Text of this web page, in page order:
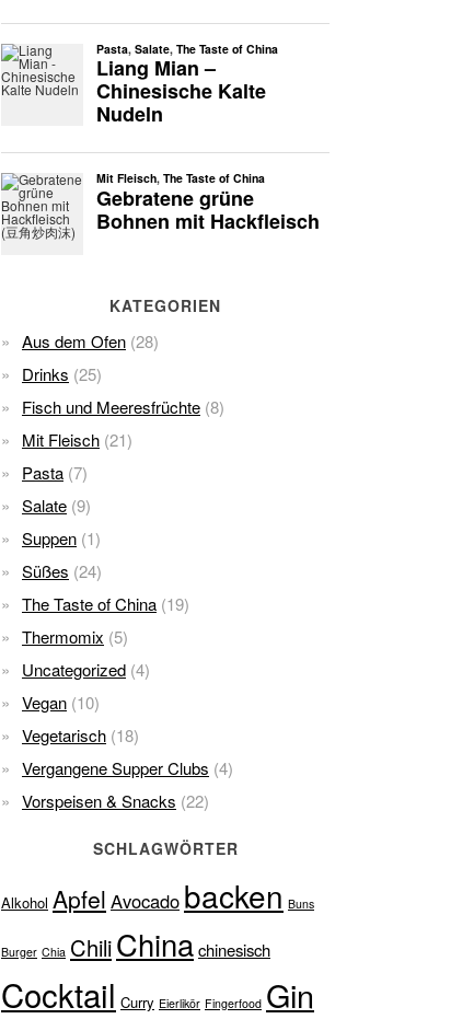
KATEGORIEN
Aus dem Ofen (28)
Drinks (25)
Fisch und Meeresfrüchte (8)
Mit Fleisch (21)
Pasta (7)
Salate (9)
Suppen (1)
Süßes (24)
The Taste of China (19)
Thermomix (5)
Uncategorized (4)
Vegan (10)
Vegetarisch (18)
Vergangene Supper Clubs (4)
Vorspeisen & Snacks (22)
SCHLAGWÖRTER
Alkohol Apfel Avocado backen Buns
Burger Chia ChiliChinachinesisch
Cocktail Curry Eierlikör Fingerfood Gin